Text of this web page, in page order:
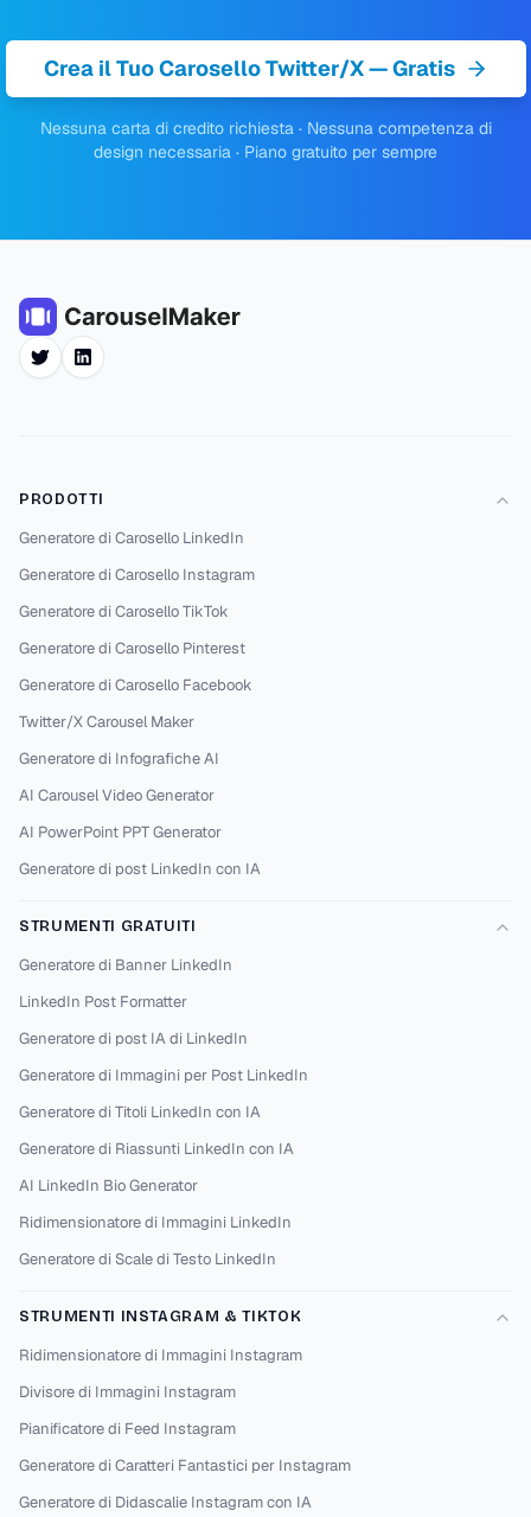
Crea il Tuo Carosello Twitter/X — Gratis
Nessuna carta di credito richiesta · Nessuna competenza di
design necessaria · Piano gratuito per sempre
TwitterLinkedIn
PRODOTTI
Generatore di Carosello LinkedIn
Generatore di Carosello Instagram
Generatore di Carosello TikTok
Generatore di Carosello Pinterest
Generatore di Carosello Facebook
Twitter/X Carousel Maker
Generatore di Infografiche AI
AI Carousel Video Generator
AI PowerPoint PPT Generator
Generatore di post LinkedIn con IA
STRUMENTI GRATUITI
Generatore di Banner LinkedIn
LinkedIn Post Formatter
Generatore di post IA di LinkedIn
Generatore di Immagini per Post LinkedIn
Generatore di Titoli LinkedIn con IA
Generatore di Riassunti LinkedIn con IA
AI LinkedIn Bio Generator
Ridimensionatore di Immagini LinkedIn
Generatore di Scale di Testo LinkedIn
STRUMENTI INSTAGRAM & TIKTOK
Ridimensionatore di Immagini Instagram
Divisore di Immagini Instagram
Pianificatore di Feed Instagram
Generatore di Caratteri Fantastici per Instagram
Generatore di Didascalie Instagram con IA